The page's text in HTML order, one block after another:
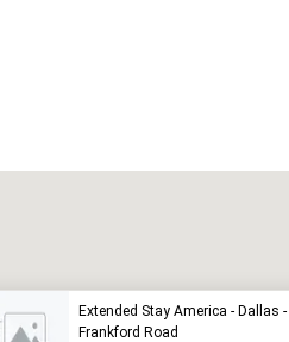
Extended Stay America - Dallas -
Frankford Road